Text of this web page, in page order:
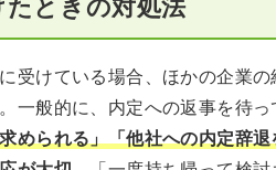
ときの対処法
受けている場合、ほかの企業
一般的に、内定への返事を待
められる」「他社への内定辞